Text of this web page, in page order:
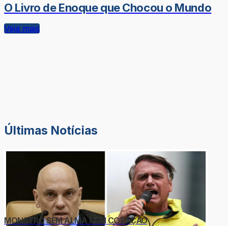
O Livro de Enoque que Chocou o Mundo
Veja mais
Últimas Notícias
MONSTRO SEM ALMA NEM CORAÇÃO